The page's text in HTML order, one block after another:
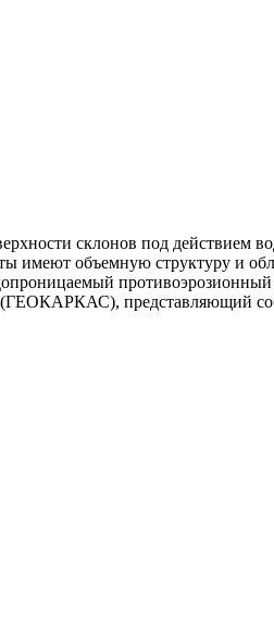
склонов под
имеют объемную структуру и
противоэрозионный
(ГЕОКАРКАС), представляющий